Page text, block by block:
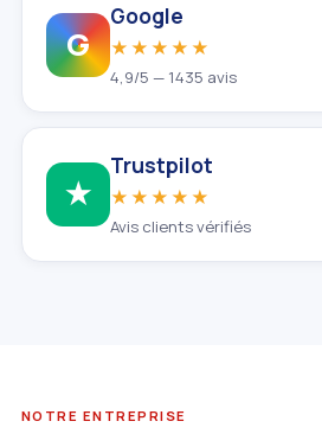
G
Google
★★★★★
4,9/5 — 1435 avis
★
Trustpilot
★★★★★
Avis clients vérifiés
NOTRE ENTREPRISE